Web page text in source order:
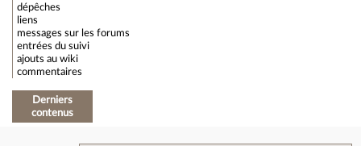
dépêches
liens
messages sur les forums
entrées du suivi
ajouts au wiki
commentaires
Derniers
contenus